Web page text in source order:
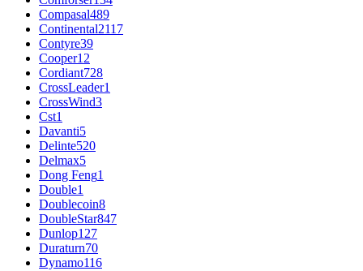
Compasal489
Continental2117
Contyre39
Cooper12
Cordiant728
CrossLeader1
CrossWind3
Cst1
Davanti5
Delinte520
Delmax5
Dong Feng1
Double1
Doublecoin8
DoubleStar847
Dunlop127
Duraturn70
Dynamo116